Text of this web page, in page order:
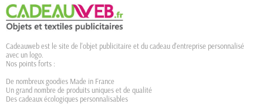
Cadeauweb est le site de l'objet publicitaire et du cadeau d'entreprise personnalisé
avec un logo.
Nos points forts :
De nombreux goodies Made in France
Un grand nombre de produits uniques et de qualité
Des cadeaux écologiques personnalisables